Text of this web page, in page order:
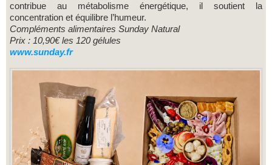
contribue au métabolisme énergétique, il soutient la
concentration et équilibre l’humeur.
Compléments alimentaires Sunday Natural
Prix : 10,90€ les 120 gélules
www.sunday.fr